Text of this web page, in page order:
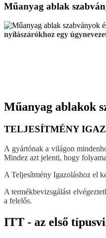
Műanyag ablak
nyílászárókhoz egy
Műanyag ablakok
TELJESÍTMÉNY
A gyártónak a világon
Mindez azt jelenti, hogy
A Teljesítmény Igazoláshoz el
A termékbevizsgálást
a felelős.
ITT - az első